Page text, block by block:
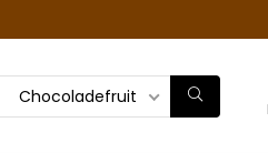
Chocoladefruit